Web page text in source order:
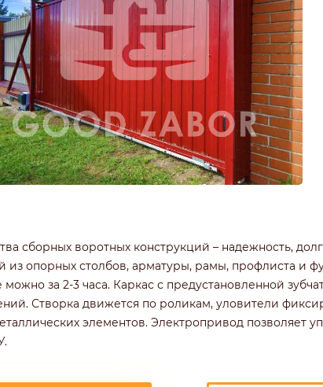
ПОД КРИПИЧ
ДЛЯ ДАЧИ
ПОД ДЕРЕВО
ПОД КАМЕНЬ
С КОВАНЫМИ ЭЛЕМЕНТАМИ
сборных воротных конструкций – надежность,
из опорных столбов, арматуры, рамы, профлиста и
можно за 2-3 часа. Каркас с предустановленной
Створка движется по роликам, уловители
элементов. Электропривод позволяет